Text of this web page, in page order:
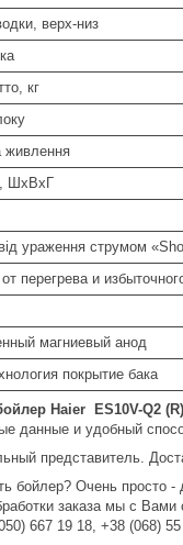
верх-низ
кг
живлення
ШхВхГ
ураження струмом
перегрева и
магниевый анод
покрытие бака
Haier ES10V-Q2 (R)
данные и удобный
представитель.
бойлер? Очень просто -
заказа мы с
667 19 18, +38 (068)